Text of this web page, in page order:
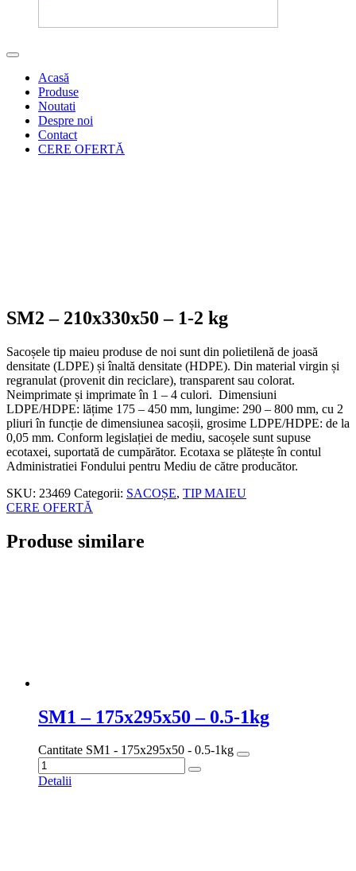
Acasă
Produse
Noutati
Despre noi
Contact
CERE OFERTĂ
SM2 – 210x330x50 – 1-2 kg
Sacoșele tip maieu produse de noi sunt din polietilenă de joasă
densitate (LDPE) și înaltă densitate (HDPE). Din material virgin și
regranulat (provenit din reciclare), transparent sau colorat.
Neimprimate și imprimate în 1 – 4 culori. Dimensiuni
LDPE/HDPE: lățime 175 – 450 mm, lungime: 290 – 800 mm, cu 2
pliuri în funcție de dimensiunea sacoșii, grosime LDPE/HDPE: de la
0,05 mm. Conform legislației de mediu, sacoșele sunt supuse
ecotaxei, suportată de cumpărător. Ecotaxa se plătește în contul
Administratiei Fondului pentru Mediu de către producător.
SKU: 23469 Categorii: SACOȘE, TIP MAIEU
CERE OFERTĂ
Produse similare
SM1 – 175x295x50 – 0.5-1kg
Cantitate SM1 - 175x295x50 - 0.5-1kg
Detalii